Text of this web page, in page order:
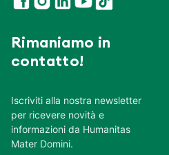
Rimaniamo in
contatto!
Iscriviti alla nostra newsletter
per ricevere novità e
informazioni da Humanitas
Mater Domini.